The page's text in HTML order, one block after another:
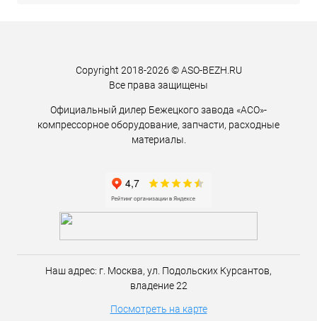
Copyright 2018-2026 © ASO-BEZH.RU
Все права защищены
Официальный дилер Бежецкого завода «АСО»-
компрессорное оборудование, запчасти, расходные
материалы.
Наш адрес: г. Москва, ул. Подольских Курсантов,
владение 22
Посмотреть на карте